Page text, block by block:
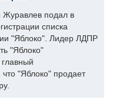
Журавлев подал в
списка
"Яблоко". Лидер ЛДПР
"Яблоко"
"Яблоко" продает